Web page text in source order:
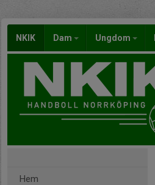
NKIK Dam Ungdom
Hem